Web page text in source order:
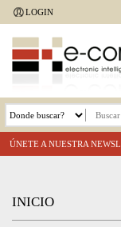
Jump
to
navigation
LOGIN
ÚNETE A NUESTRA
INICIO